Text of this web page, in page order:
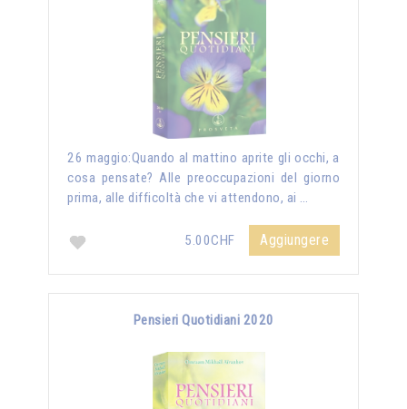
26 maggio:Quando al mattino aprite gli occhi, a
cosa pensate? Alle preoccupazioni del giorno
prima, alle difficoltà che vi attendono, ai …
5.00CHF Aggiungere
Pensieri Quotidiani 2020